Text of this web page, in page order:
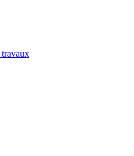
travaux